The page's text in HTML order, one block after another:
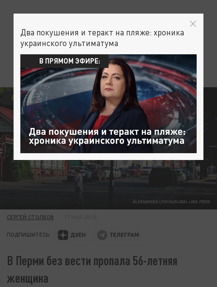
ALEKSANDER LYSKIN/GLOBAL LOOK PRESS
ПРОИСШЕСТВИЯ
СЕРГЕЙ СТОЛБОВ
ПОДПИШИТЕСЬ:
В Перми без вести пропала 56-летняя
женщина
Два покушения и теракт на пляже: хроника
украинского ультиматума
В ПРЯМОМ ЭФИРЕ: